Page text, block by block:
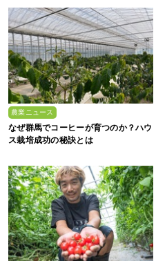
農業ニュース
なぜ群馬でコーヒーが育つのか？ハウ
ス栽培成功の秘訣とは